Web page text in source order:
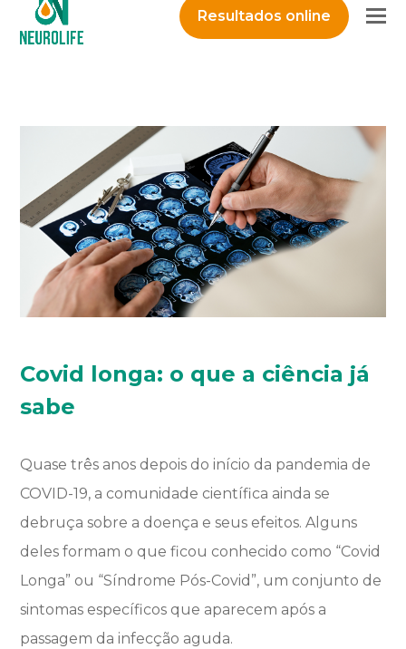
Resultados online
Covid longa: o que a ciência já
sabe
Quase três anos depois do início da pandemia de
COVID-19, a comunidade científica ainda se
debruça sobre a doença e seus efeitos. Alguns
deles formam o que ficou conhecido como “Covid
Longa” ou “Síndrome Pós-Covid”, um conjunto de
sintomas específicos que aparecem após a
passagem da infecção aguda.